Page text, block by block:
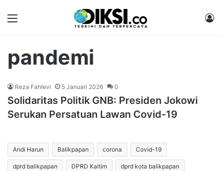
pandemi
Reza Fahlevi 5 Januari 2026 0
Solidaritas Politik GNB: Presiden Jokowi
Serukan Persatuan Lawan Covid-19
Andi Harun Balikpapan corona Covid-19
dprd balikpapan DPRD Kaltim dprd kota balikpapan